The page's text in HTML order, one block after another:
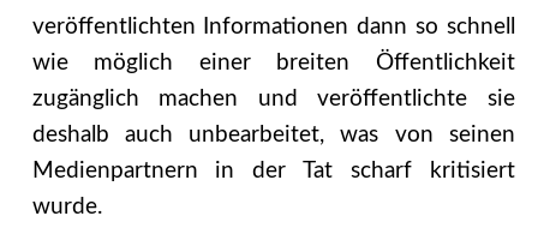
veröffentlichten Informationen dann so schnell
wie möglich einer breiten Öffentlichkeit
zugänglich machen und veröffentlichte sie
deshalb auch unbearbeitet, was von seinen
Medienpartnern in der Tat scharf kritisiert
wurde.